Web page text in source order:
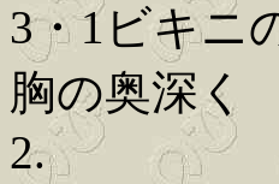
3・1ビキ
胸の奥深
2.